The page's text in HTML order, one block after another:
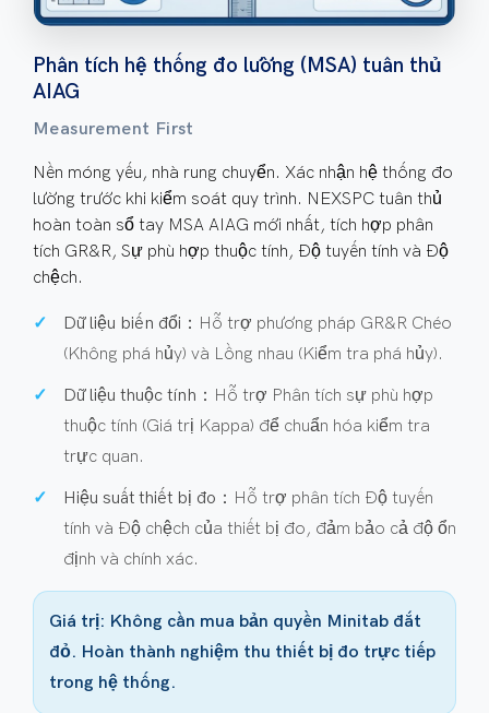
Phân tích hệ thống đo lường (MSA) tuân thủ
AIAG
Measurement First
Nền móng yếu, nhà rung chuyển. Xác nhận hệ thống đo
lường trước khi kiểm soát quy trình. NEXSPC tuân thủ
hoàn toàn sổ tay MSA AIAG mới nhất, tích hợp phân
tích GR&R, Sự phù hợp thuộc tính, Độ tuyến tính và Độ
chệch.
Dữ liệu biến đổi： Hỗ trợ phương pháp GR&R Chéo
(Không phá hủy) và Lồng nhau (Kiểm tra phá hủy).
Dữ liệu thuộc tính： Hỗ trợ Phân tích sự phù hợp
thuộc tính (Giá trị Kappa) để chuẩn hóa kiểm tra
trực quan.
Hiệu suất thiết bị đo： Hỗ trợ phân tích Độ tuyến
tính và Độ chệch của thiết bị đo, đảm bảo cả độ ổn
định và chính xác.
Giá trị: Không cần mua bản quyền Minitab đắt
đỏ. Hoàn thành nghiệm thu thiết bị đo trực tiếp
trong hệ thống.